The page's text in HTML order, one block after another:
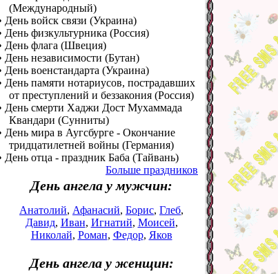
(Международный)
День войск связи (Украина)
День физкультурника (Россия)
День флага (Швеция)
День независимости (Бутан)
День военстандарта (Украина)
День памяти нотариусов, пострадавших
от преступлений и беззакония (Россия)
День смерти Хаджи Дост Мухаммада
Квандари (Сунниты)
День мира в Аугсбурге - Окончание
тридцатилетней войны (Германия)
День отца - праздник Баба (Тайвань)
Больше праздников
День ангела у мужчин:
Анатолий, Афанасий, Борис, Глеб,
Давид, Иван, Игнатий, Моисей,
Николай, Роман, Федор, Яков
День ангела у женщин: